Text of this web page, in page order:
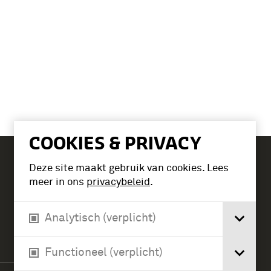
COOKIES & PRIVACY
Deze site maakt gebruik van cookies. Lees
meer in ons privacybeleid.
Analytisch (verplicht)
Functioneel (verplicht)
Tickets
Verlengde Paltzerweg 1